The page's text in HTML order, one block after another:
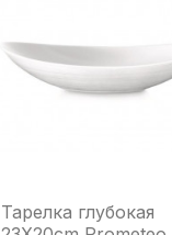
Тарелка глубокая